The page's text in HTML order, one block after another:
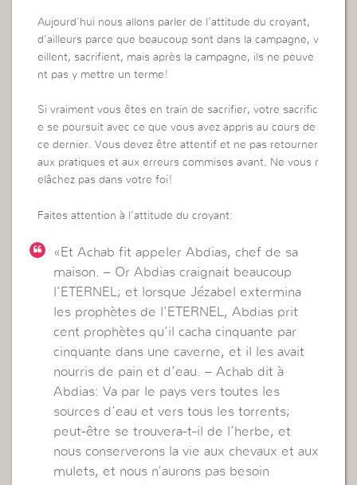
Aujourd’hui nous allons parler de l’attitude du croyant,
d’ailleurs parce que beaucoup sont dans la campagne, v
eillent, sacrifient, mais après la campagne, ils ne peuve
nt pas y mettre un terme!
Si vraiment vous êtes en train de sacrifier, votre sacrific
e se poursuit avec ce que vous avez appris au cours de
ce dernier. Vous devez être attentif et ne pas retourner
aux pratiques et aux erreurs commises avant. Ne vous r
elâchez pas dans votre foi!
Faites attention à l’attitude du croyant:
«Et Achab fit appeler Abdias, chef de sa
maison. – Or Abdias craignait beaucoup
l’ETERNEL; et lorsque Jézabel extermina
les prophètes de l’ETERNEL, Abdias prit
cent prophètes qu’il cacha cinquante par
cinquante dans une caverne, et il les avait
nourris de pain et d’eau. – Achab dit à
Abdias: Va par le pays vers toutes les
sources d’eau et vers tous les torrents;
peut-être se trouvera-t-il de l’herbe, et
nous conserverons la vie aux chevaux et aux
mulets, et nous n’aurons pas besoin